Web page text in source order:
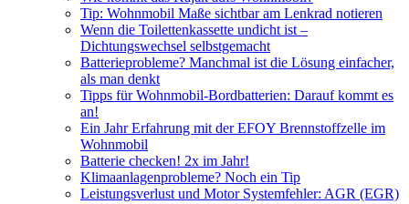
Tip: Wohnmobil Maße sichtbar am Lenkrad notieren
Wenn die Toilettenkassette undicht ist –
Dichtungswechsel selbstgemacht
Batterieprobleme? Manchmal ist die Lösung einfacher,
als man denkt
Tipps für Wohnmobil-Bordbatterien: Darauf kommt es
an!
Ein Jahr Erfahrung mit der EFOY Brennstoffzelle im
Wohnmobil
Batterie checken! 2x im Jahr!
Klimaanlagenprobleme? Noch ein Tip
Leistungsverlust und Motor Systemfehler: AGR (EGR)